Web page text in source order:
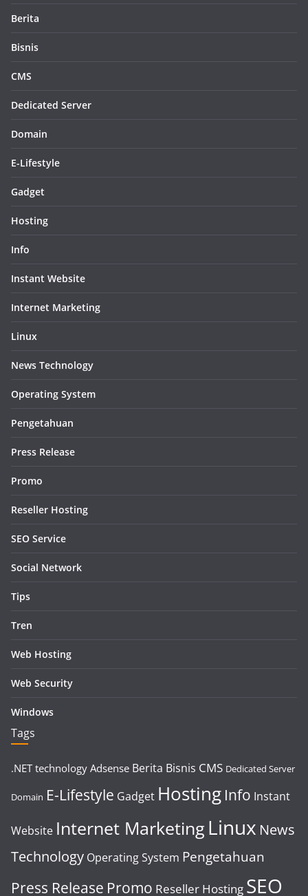
Berita
Bisnis
CMS
Dedicated Server
Domain
E-Lifestyle
Gadget
Hosting
Info
Instant Website
Internet Marketing
Linux
News Technology
Operating System
Pengetahuan
Press Release
Promo
Reseller Hosting
SEO Service
Social Network
Tips
Tren
Web Hosting
Web Security
Windows
Tags
.NET technology Adsense Berita Bisnis CMS Dedicated Server
Domain E-Lifestyle Gadget Hosting Info Instant
Website Internet Marketing Linux News
Technology Operating System Pengetahuan
Press Release Promo Reseller Hosting SEO